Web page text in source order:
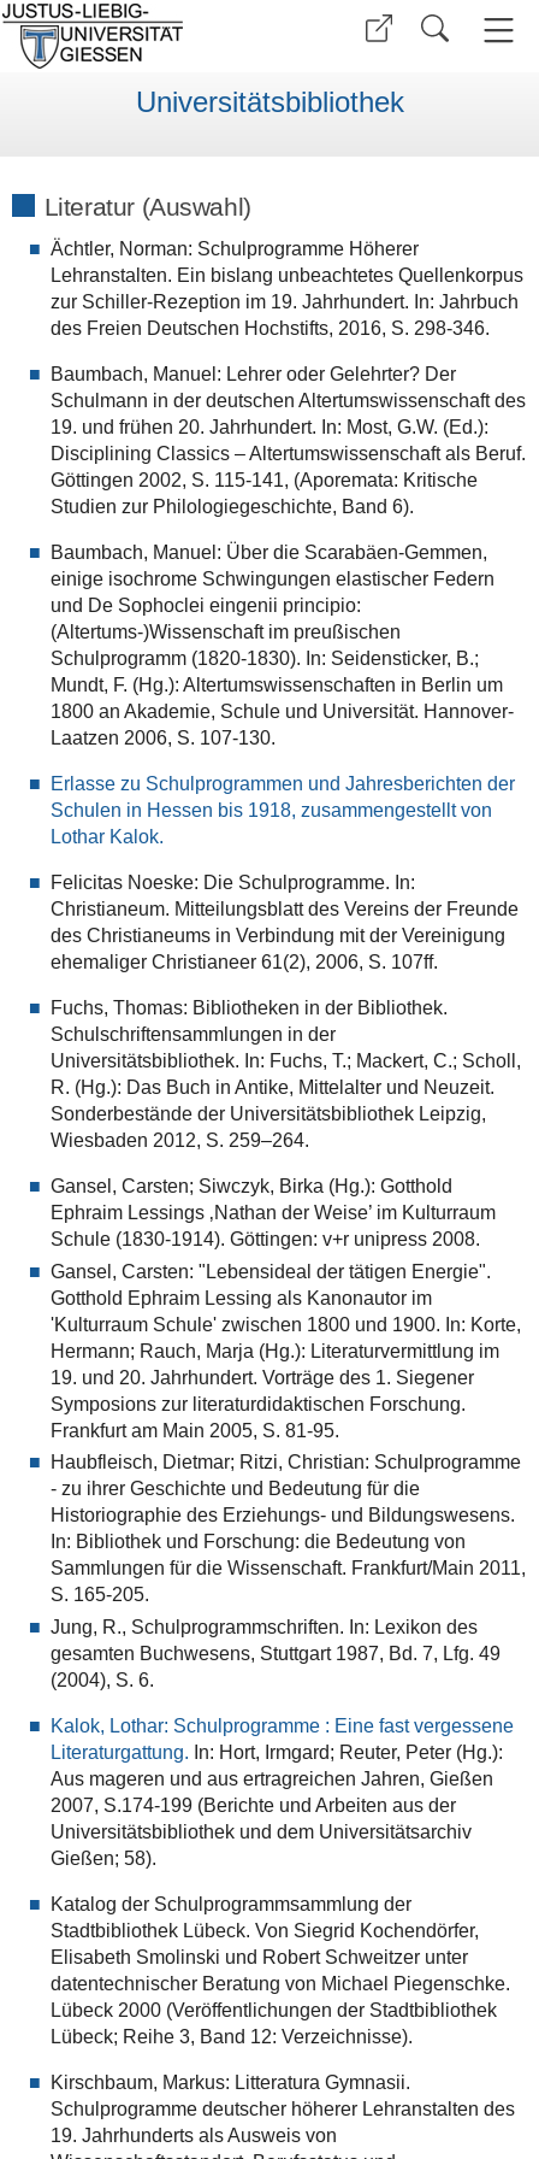
Universitätsbibliothek
Literatur (Auswahl)
Ächtler, Norman: Schulprogramme Höherer
Lehranstalten. Ein bislang unbeachtetes Quellenkorpus
zur Schiller-Rezeption im 19. Jahrhundert. In: Jahrbuch
des Freien Deutschen Hochstifts, 2016, S. 298-346.
Baumbach, Manuel: Lehrer oder Gelehrter? Der
Schulmann in der deutschen Altertumswissenschaft des
19. und frühen 20. Jahrhundert. In: Most, G.W. (Ed.):
Disciplining Classics – Altertumswissenschaft als Beruf.
Göttingen 2002, S. 115-141, (Aporemata: Kritische
Studien zur Philologiegeschichte, Band 6).
Baumbach, Manuel: Über die Scarabäen-Gemmen,
einige isochrome Schwingungen elastischer Federn
und De Sophoclei eingenii principio:
(Altertums-)Wissenschaft im preußischen
Schulprogramm (1820-1830). In: Seidensticker, B.;
Mundt, F. (Hg.): Altertumswissenschaften in Berlin um
1800 an Akademie, Schule und Universität. Hannover-
Laatzen 2006, S. 107-130.
Erlasse zu Schulprogrammen und Jahresberichten der
Schulen in Hessen bis 1918, zusammengestellt von
Lothar Kalok.
Felicitas Noeske: Die Schulprogramme. In:
Christianeum. Mitteilungsblatt des Vereins der Freunde
des Christianeums in Verbindung mit der Vereinigung
ehemaliger Christianeer 61(2), 2006, S. 107ff.
Fuchs, Thomas: Bibliotheken in der Bibliothek.
Schulschriftensammlungen in der
Universitätsbibliothek. In: Fuchs, T.; Mackert, C.; Scholl,
R. (Hg.): Das Buch in Antike, Mittelalter und Neuzeit.
Sonderbestände der Universitätsbibliothek Leipzig,
Wiesbaden 2012, S. 259–264.
Gansel, Carsten; Siwczyk, Birka (Hg.): Gotthold
Ephraim Lessings ‚Nathan der Weise’ im Kulturraum
Schule (1830-1914). Göttingen: v+r unipress 2008.
Gansel, Carsten: "Lebensideal der tätigen Energie".
Gotthold Ephraim Lessing als Kanonautor im
'Kulturraum Schule' zwischen 1800 und 1900. In: Korte,
Hermann; Rauch, Marja (Hg.): Literaturvermittlung im
19. und 20. Jahrhundert. Vorträge des 1. Siegener
Symposions zur literaturdidaktischen Forschung.
Frankfurt am Main 2005, S. 81-95.
Haubfleisch, Dietmar; Ritzi, Christian: Schulprogramme
- zu ihrer Geschichte und Bedeutung für die
Historiographie des Erziehungs- und Bildungswesens.
In: Bibliothek und Forschung: die Bedeutung von
Sammlungen für die Wissenschaft. Frankfurt/Main 2011,
S. 165-205.
Jung, R., Schulprogrammschriften. In: Lexikon des
gesamten Buchwesens, Stuttgart 1987, Bd. 7, Lfg. 49
(2004), S. 6.
Kalok, Lothar: Schulprogramme : Eine fast vergessene
Literaturgattung. In: Hort, Irmgard; Reuter, Peter (Hg.):
Aus mageren und aus ertragreichen Jahren, Gießen
2007, S.174-199 (Berichte und Arbeiten aus der
Universitätsbibliothek und dem Universitätsarchiv
Gießen; 58).
Katalog der Schulprogrammsammlung der
Stadtbibliothek Lübeck. Von Siegrid Kochendörfer,
Elisabeth Smolinski und Robert Schweitzer unter
datentechnischer Beratung von Michael Piegenschke.
Lübeck 2000 (Veröffentlichungen der Stadtbibliothek
Lübeck; Reihe 3, Band 12: Verzeichnisse).
Kirschbaum, Markus: Litteratura Gymnasii.
Schulprogramme deutscher höherer Lehranstalten des
19. Jahrhunderts als Ausweis von